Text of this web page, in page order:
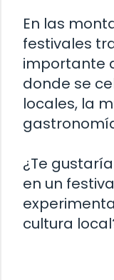
En las
festivales
importante
donde se
locales, la
¿Te
en un
cultura